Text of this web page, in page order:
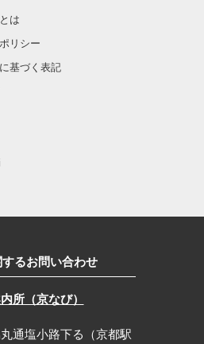
は
リシー
基づく表記
るお問い合わせ
所（京なび）
通塩小路下る（京都駅